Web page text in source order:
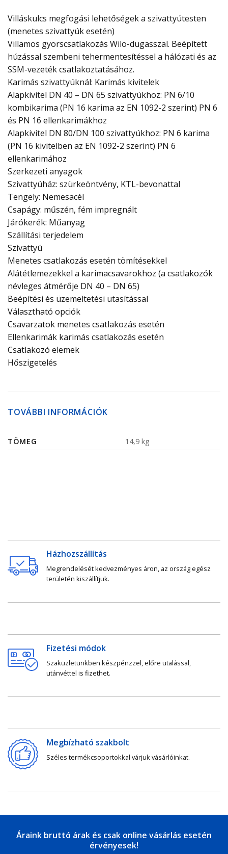
Villáskulcs megfogási lehetőségek a szivattyútesten
(menetes szivattyúk esetén)
Villamos gyorscsatlakozás Wilo-dugasszal. Beépített
húzással szembeni tehermentesítéssel a hálózati és az
SSM-vezeték csatlakoztatásához.
Karimás szivattyúknál: Karimás kivitelek
Alapkivitel DN 40 – DN 65 szivattyúkhoz: PN 6/10
kombikarima (PN 16 karima az EN 1092-2 szerint) PN 6
és PN 16 ellenkarimákhoz
Alapkivitel DN 80/DN 100 szivattyúkhoz: PN 6 karima
(PN 16 kivitelben az EN 1092-2 szerint) PN 6
ellenkarimához
Szerkezeti anyagok
Szivattyúház: szürkeöntvény, KTL-bevonattal
Tengely: Nemesacél
Csapágy: műszén, fém impregnált
Járókerék: Műanyag
Szállítási terjedelem
Szivattyú
Menetes csatlakozás esetén tömítésekkel
Alátétlemezekkel a karimacsavarokhoz (a csatlakozók
névleges átmérője DN 40 – DN 65)
Beépítési és üzemeltetési utasítással
Választható opciók
Csavarzatok menetes csatlakozás esetén
Ellenkarimák karimás csatlakozás esetén
Csatlakozó elemek
Hőszigetelés
TOVÁBBI INFORMÁCIÓK
TÖMEG 14,9 kg
Házhozszállítás
Megrendelését kedvezményes áron, az ország egész
területén kiszállítjuk.
Fizetési módok
Szaküzletünkben készpénzzel, előre utalással,
utánvéttel is fizethet.
Megbízható szakbolt
Széles termékcsoportokkal várjuk vásárlóinkat.
Áraink bruttó árak és csak online vásárlás esetén
érvényesek!